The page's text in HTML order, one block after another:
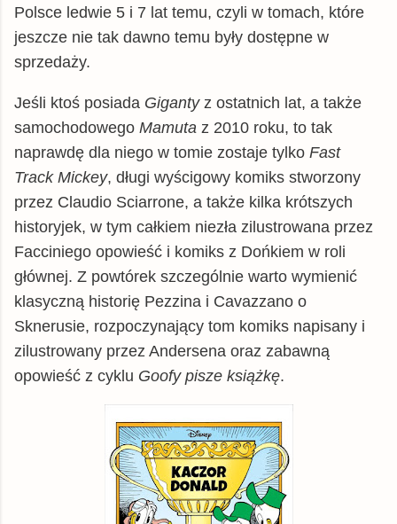
Polsce ledwie 5 i 7 lat temu, czyli w tomach, które
jeszcze nie tak dawno temu były dostępne w
sprzedaży.
Jeśli ktoś posiada Giganty z ostatnich lat, a także
samochodowego Mamuta z 2010 roku, to tak
naprawdę dla niego w tomie zostaje tylko Fast
Track Mickey, długi wyścigowy komiks stworzony
przez Claudio Sciarrone, a także kilka krótszych
historyjek, w tym całkiem niezła zilustrowana przez
Facciniego opowieść i komiks z Dońkiem w roli
głównej. Z powtórek szczególnie warto wymienić
klasyczną historię Pezzina i Cavazzano o
Sknerusie, rozpoczynający tom komiks napisany i
zilustrowany przez Andersena oraz zabawną
opowieść z cyklu Goofy pisze książkę.